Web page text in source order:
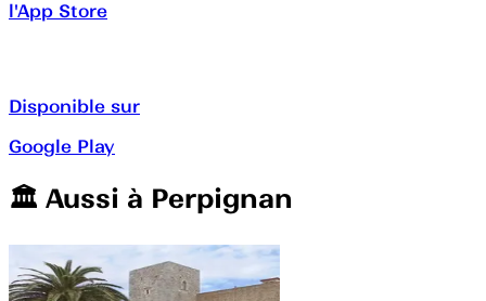
l'App Store
Disponible sur
Google Play
🏛️️ Aussi à Perpignan